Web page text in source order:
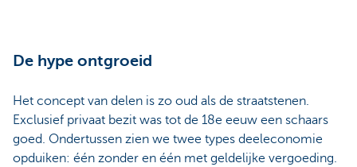
De hype ontgroeid
Het concept van delen is zo oud als de straatstenen.
Exclusief privaat bezit was tot de 18e eeuw een schaars
goed. Ondertussen zien we twee types deeleconomie
opduiken: één zonder en één met geldelijke vergoeding.